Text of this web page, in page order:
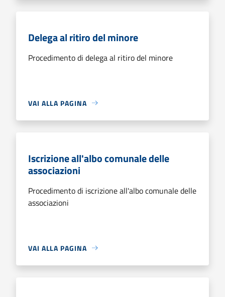
Delega al ritiro del minore
Procedimento di delega al ritiro del minore
VAI ALLA PAGINA
Iscrizione all'albo comunale delle
associazioni
Procedimento di iscrizione all'albo comunale delle
associazioni
VAI ALLA PAGINA